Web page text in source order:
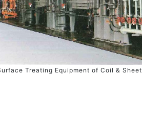
Treating Equipment of Coil & Sheet